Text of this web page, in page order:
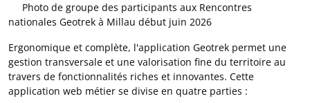
Photo de groupe des participants aux Rencontres
nationales Geotrek à Millau début juin 2026
Ergonomique et complète, l'application Geotrek permet une
gestion transversale et une valorisation fine du territoire au
travers de fonctionnalités riches et innovantes. Cette
application web métier se divise en quatre parties :